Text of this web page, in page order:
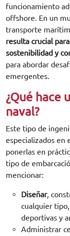
funcionamiento
offshore. En un
transporte
resulta crucial
sostenibilidad y
para abordar
emergentes.
¿Qué hace
naval?
Este tipo de
especializados en
ponerlas en
tipo de
mencionar:
Diseñar,
cualquier tipo,
deportivas y
Administrar